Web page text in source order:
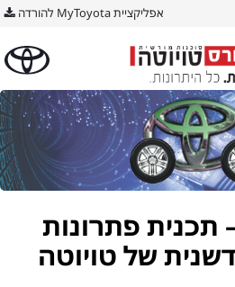
אפליקציית MyToyota להורדה
תכנית פתרונות
של טויוטה